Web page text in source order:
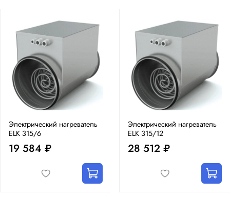
Электрический нагреватель
ELK 315/6
19 584 ₽
Электрический нагреватель
ELK 315/12
28 512 ₽